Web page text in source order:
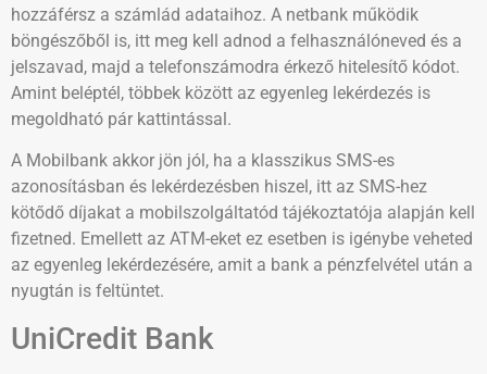
hozzáférsz a számlád adataihoz. A netbank működik
böngészőből is, itt meg kell adnod a felhasználóneved és a
jelszavad, majd a telefonszámodra érkező hitelesítő kódot.
Amint beléptél, többek között az egyenleg lekérdezés is
megoldható pár kattintással.
A Mobilbank akkor jön jól, ha a klasszikus SMS-es
azonosításban és lekérdezésben hiszel, itt az SMS-hez
kötődő díjakat a mobilszolgáltatód tájékoztatója alapján kell
fizetned. Emellett az ATM-eket ez esetben is igénybe veheted
az egyenleg lekérdezésére, amit a bank a pénzfelvétel után a
nyugtán is feltüntet.
UniCredit Bank